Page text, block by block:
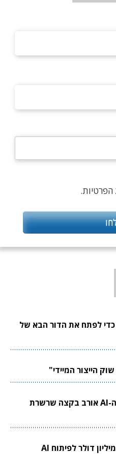
הפרטיות.
כדי לפתח את הדור הבא של
צוואר הבקבוק הבא בשוק ה-AI אורב בקצה שרשרת
Limitless Labs גייסה 20 מיליון דולר לפיתוח AI